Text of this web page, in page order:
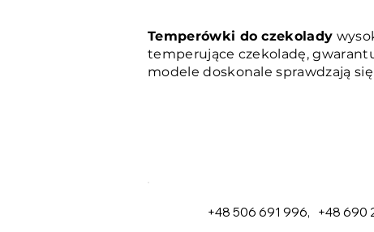
Temperówki do czekolady
temperujące czekoladę,
modele doskonale sprawdzają
+48 506 691 996, +48 690